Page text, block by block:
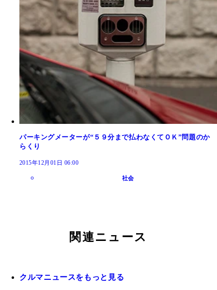
パーキングメーターが“５９分まで払わなくてＯＫ”問題のか
らくり
2015年12月01日 06:00
社会
関連ニュース
クルマニュースをもっと見る